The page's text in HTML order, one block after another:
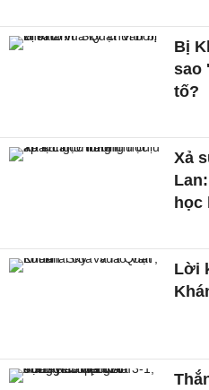
Bị
sao
tố?
Xả
học
Lời